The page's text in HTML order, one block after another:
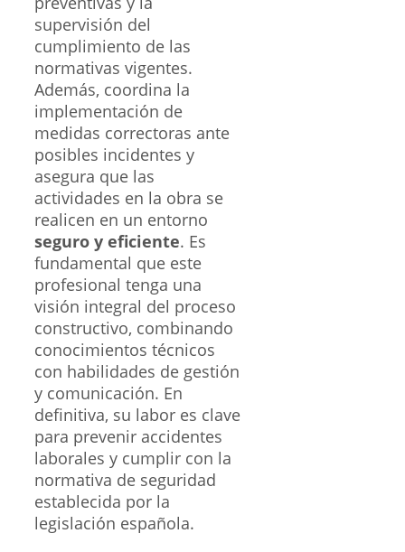
supervisión del
cumplimiento de las
normativas vigentes.
Además, coordina la
implementación de
medidas correctoras ante
posibles incidentes y
asegura que las
actividades en la obra se
realicen en un entorno
seguro y eficiente. Es
fundamental que este
profesional tenga una
visión integral del proceso
constructivo, combinando
conocimientos técnicos
con habilidades de gestión
y comunicación. En
definitiva, su labor es clave
para prevenir accidentes
laborales y cumplir con la
normativa de seguridad
establecida por la
legislación española.